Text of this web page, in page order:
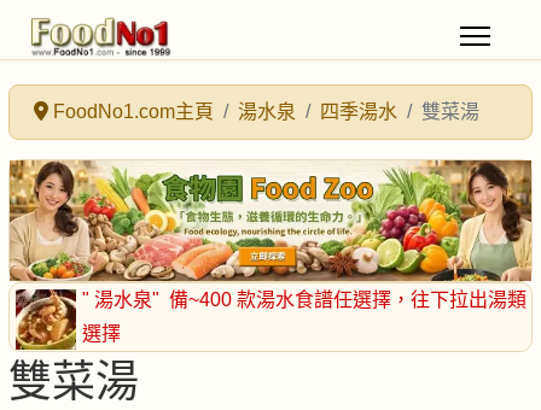
FoodNo1.com主頁 湯水泉 四季湯水 雙菜湯
" 湯水泉" 備~400 款湯水食譜任選擇 ，往下拉出湯類
選擇
雙菜湯